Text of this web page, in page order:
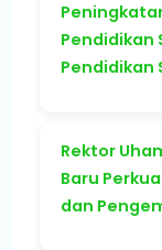
Pendidikan
Pendidikan
Rektor
Baru
dan